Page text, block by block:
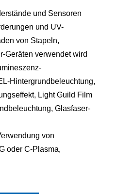
und Sensoren
und UV-
von Stapeln,
Geräten verwendet wird
Hintergrundbeleuchtung,
Light Guild Film
Glasfaser-
von
oder C-Plasma,